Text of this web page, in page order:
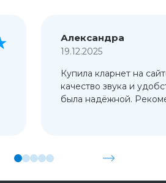
Александра
19.12.2025
Купила кларнет на
качество звука и
была надёжной.